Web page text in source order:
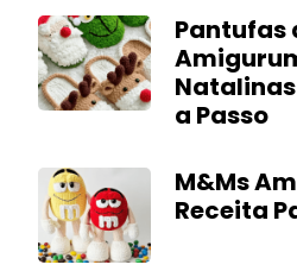
Pantufas
Natalinas
a Passo
M&Ms
Receita